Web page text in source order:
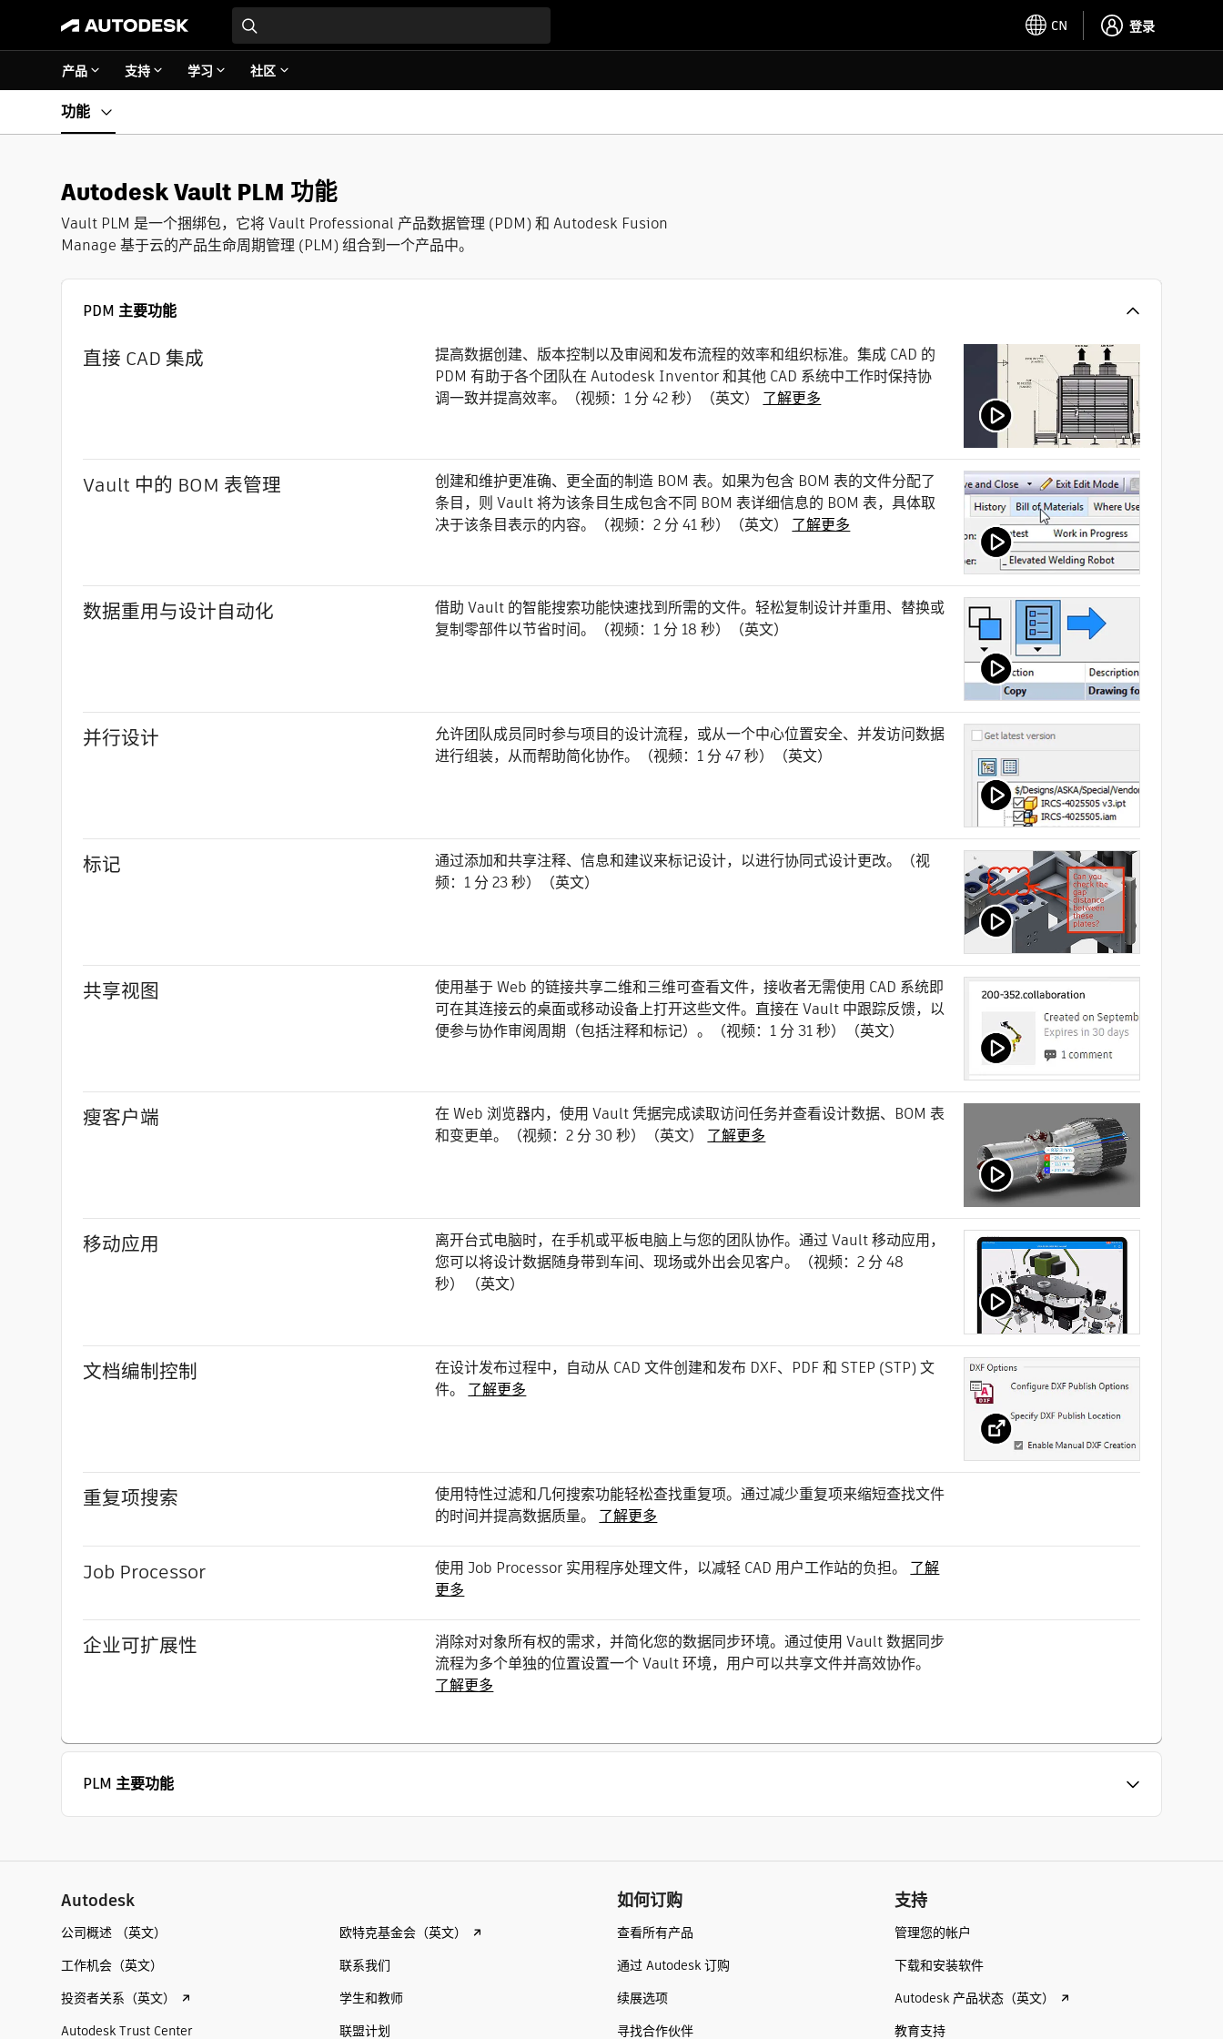
CN 登录
产品 支持 学习 社区
功能
Autodesk Vault PLM 功能
Vault PLM 是一个捆绑包，它将 Vault Professional 产品数据管理 (PDM) 和 Autodesk Fusion
Manage 基于云的产品生命周期管理 (PLM) 组合到一个产品中。
PDM 主要功能
直接 CAD 集成
提高数据创建、版本控制以及审阅和发布流程的效率和组织标准。集成 CAD 的
PDM 有助于各个团队在 Autodesk Inventor 和其他 CAD 系统中工作时保持协
调一致并提高效率。（视频：1 分 42 秒）（英文）
了解更多
Vault 中的 BOM 表管理
创建和维护更准确、更全面的制造 BOM 表。如果为包含 BOM 表的文件分配了
条目，则 Vault 将为该条目生成包含不同 BOM 表详细信息的 BOM 表，具体取
决于该条目表示的内容。（视频：2 分 41 秒）（英文）
了解更多
数据重用与设计自动化
借助 Vault 的智能搜索功能快速找到所需的文件。轻松复制设计并重用、替换或
复制零部件以节省时间。（视频：1 分 18 秒）（英文）
并行设计
允许团队成员同时参与项目的设计流程，或从一个中心位置安全、并发访问数据
进行组装，从而帮助简化协作。（视频：1 分 47 秒）（英文）
标记
通过添加和共享注释、信息和建议来标记设计，以进行协同式设计更改。（视
频：1 分 23 秒）（英文）
共享视图
使用基于 Web 的链接共享二维和三维可查看文件，接收者无需使用 CAD 系统即
可在其连接云的桌面或移动设备上打开这些文件。直接在 Vault 中跟踪反馈，以
便参与协作审阅周期（包括注释和标记）。（视频：1 分 31 秒）（英文）
瘦客户端
在 Web 浏览器内，使用 Vault 凭据完成读取访问任务并查看设计数据、BOM 表
和变更单。（视频：2 分 30 秒）（英文）
了解更多
移动应用
离开台式电脑时，在手机或平板电脑上与您的团队协作。通过 Vault 移动应用，
您可以将设计数据随身带到车间、现场或外出会见客户。（视频：2 分 48
秒） （英文）
文档编制控制
在设计发布过程中，自动从 CAD 文件创建和发布 DXF、PDF 和 STEP (STP) 文
件。
了解更多
重复项搜索
使用特性过滤和几何搜索功能轻松查找重复项。通过减少重复项来缩短查找文件
的时间并提高数据质量。
了解更多
Job Processor 使用 Job Processor 实用程序处理文件，以减轻 CAD 用户工作站的负担。
了解
更多
企业可扩展性
消除对对象所有权的需求，并简化您的数据同步环境。通过使用 Vault 数据同步
流程为多个单独的位置设置一个 Vault 环境，用户可以共享文件并高效协作。
了解更多
PLM 主要功能
Autodesk
公司概述 （英文）
工作机会（英文）
投资者关系（英文）
Autodesk Trust Center
欧特克基金会（英文）
联系我们
学生和教师
联盟计划
如何订购
查看所有产品
通过 Autodesk 订购
续展选项
寻找合作伙伴
支持
管理您的帐户
下载和安装软件
Autodesk 产品状态（英文）
教育支持